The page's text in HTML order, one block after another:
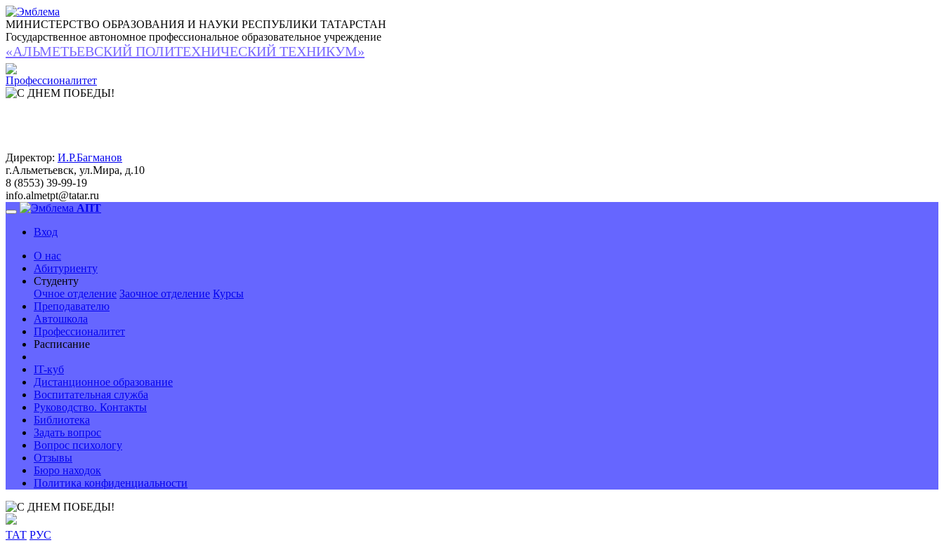
МИНИСТЕРСТВО ОБРАЗОВАНИЯ И НАУКИ РЕСПУБЛИКИ ТАТАРСТАН
Государственное автономное профессиональное образовательное учреждение
«АЛЬМЕТЬЕВСКИЙ ПОЛИТЕХНИЧЕСКИЙ ТЕХНИКУМ»
Директор: И.Р.Багманов
г.Альметьевск, ул.Мира, д.10
8 (8553) 39-99-19
info.almetpt@tatar.ru
АПТ
Вход
О нас
Абитуриенту
Студенту
Очное отделение Заочное отделение Курсы
Преподавателю
Автошкола
Профессионалитет
Расписание
IT-куб
Дистанционное образование
Воспитательная служба
Руководство. Контакты
Библиотека
Задать вопрос
Вопрос психологу
Отзывы
Бюро находок
Политика конфиденциальности
ТАТ РУС